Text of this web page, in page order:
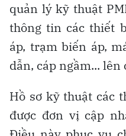
quản lý kỹ thuật
thông tin các thiết
áp, trạm biến áp,
dẫn, cáp ngầm...
Hồ sơ kỹ thuật các
được đơn vị cập